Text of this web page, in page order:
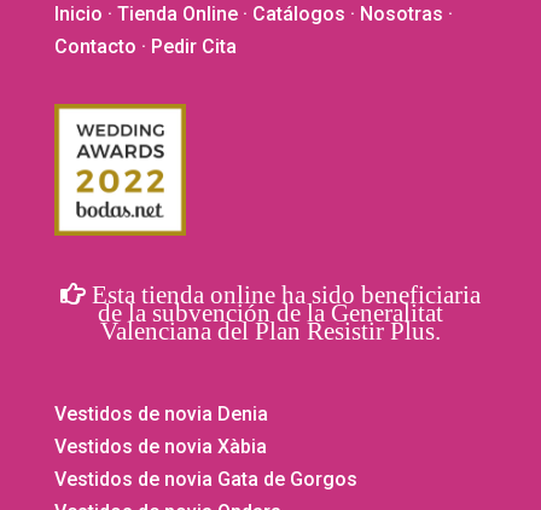
Inicio · Tienda Online· Catálogos · Nosotras ·
Contacto · Pedir Cita
Esta tienda online ha sido beneficiaria
de la subvención de la Generalitat
Valenciana del Plan Resistir Plus.
Vestidos de novia Denia
Vestidos de novia Xàbia
Vestidos de novia Gata de Gorgos